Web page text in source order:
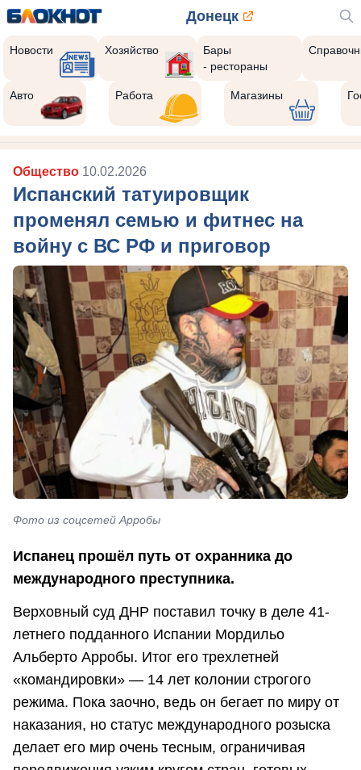
Донецк
Новости Хозяйство
Бары
- рестораны
Авто Работа Магазины
Общество 10.02.2026
Испанский татуировщик
променял семью и фитнес на
войну с ВС РФ и приговор
Фото из соцсетей Арробы
Испанец прошёл путь от охранника до
международного преступника.
Верховный суд ДНР поставил точку в деле 41-
летнего подданного Испании Мордильо
Альберто Арробы. Итог его трехлетней
«командировки» — 14 лет колонии строгого
режима. Пока заочно, ведь он бегает по миру от
наказания, но статус международного розыска
делает его мир очень тесным, ограничивая